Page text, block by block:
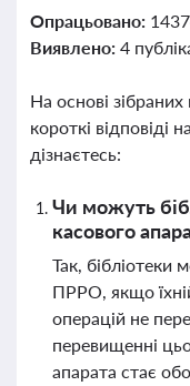
Опрацьовано:
Виявлено: 4
На основі
короткі відповіді
дізнаєтесь:
Чи можуть
касового
Так,
ПРРО, якщо
операцій не
перевищенні
апарата стає